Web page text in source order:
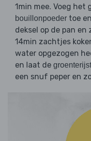
1min mee. Voeg het
bouillonpoeder toe
deksel op de pan
14min zachtjes
water opgezogen
en laat de groenterijst
een snuf peper en